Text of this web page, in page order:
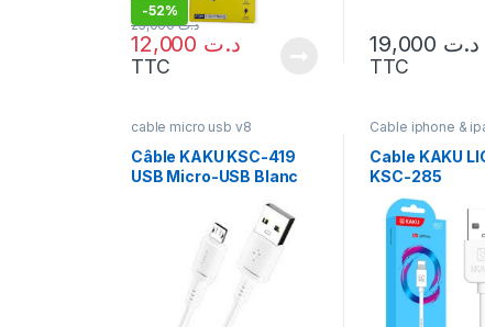
-52%
د.ت
د.ت25,000
TTC
د.ت
TTC
cable micro usb v8
Câble KAKU KSC-419
USB Micro-USB Blanc
Cable iphone &
Cable KAKU
KSC-285